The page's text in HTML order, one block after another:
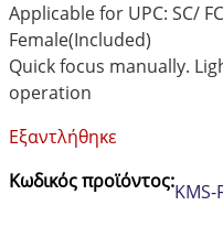
Applicable for UPC: SC/
Female(Included)
Quick focus manually.
operation
Εξαντλήθηκε
Κωδικός προϊόντος:KMS-